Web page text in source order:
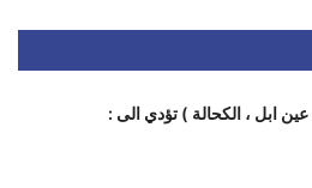
ابل ، الكحالة ) تؤدي الى :